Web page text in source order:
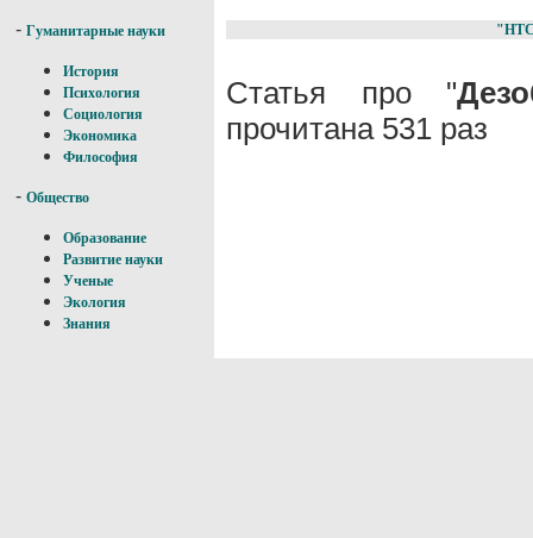
- Гуманитарные науки
История
Психология
Социология
Экономика
Философия
- Общество
Образование
Развитие науки
Ученые
Экология
Знания
Статья про "
прочитана 531 раз